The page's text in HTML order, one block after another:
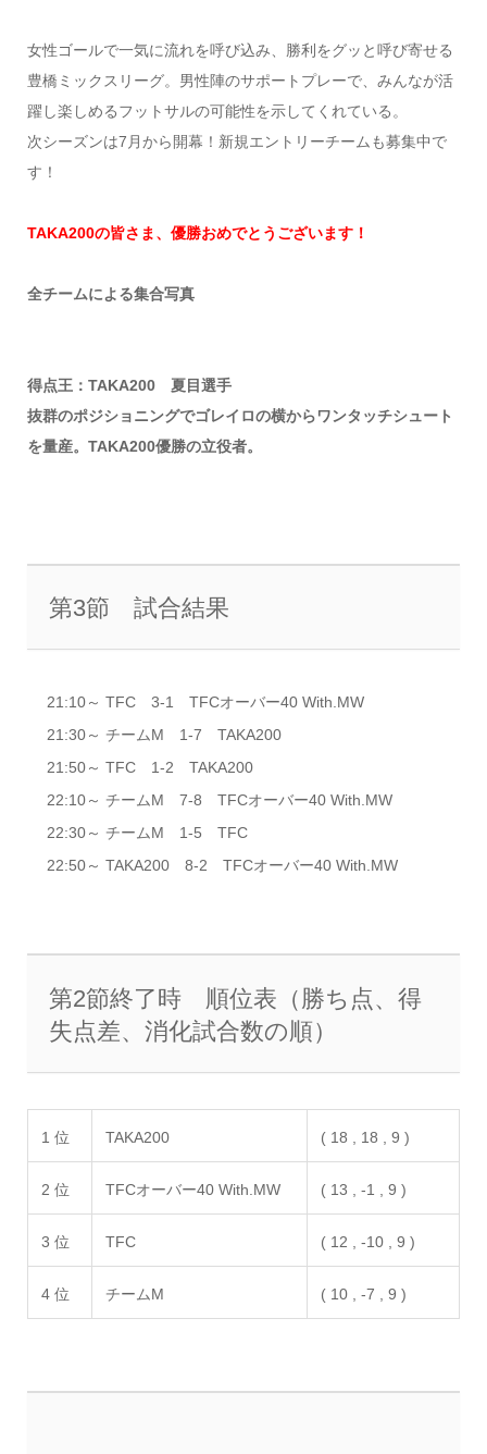
女性ゴールで一気に流れを呼び込み、勝利をグッと呼び寄せる
豊橋ミックスリーグ。男性陣のサポートプレーで、みんなが活
躍し楽しめるフットサルの可能性を示してくれている。
次シーズンは7月から開幕！新規エントリーチームも募集中で
す！
TAKA200の皆さま、優勝おめでとうございます！
全チームによる集合写真
得点王：TAKA200 夏目選手
抜群のポジショニングでゴレイロの横からワンタッチシュート
を量産。TAKA200優勝の立役者。
第3節 試合結果
21:10～ TFC 3-1 TFCオーバー40 With.MW
21:30～ チームM 1-7 TAKA200
21:50～ TFC 1-2 TAKA200
22:10～ チームM 7-8 TFCオーバー40 With.MW
22:30～ チームM 1-5 TFC
22:50～ TAKA200 8-2 TFCオーバー40 With.MW
第2節終了時 順位表（勝ち点、得
失点差、消化試合数の順）
1 位 TAKA200 ( 18 , 18 , 9 )
2 位 TFCオーバー40 With.MW ( 13 , -1 , 9 )
3 位 TFC ( 12 , -10 , 9 )
4 位 チームM ( 10 , -7 , 9 )